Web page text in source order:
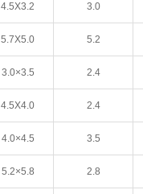
4.5X3.2 3.0
5.7X5.0 5.2
3.0×3.5 2.4
4.5X4.0 2.4
4.0×4.5 3.5
5.2×5.8 2.8